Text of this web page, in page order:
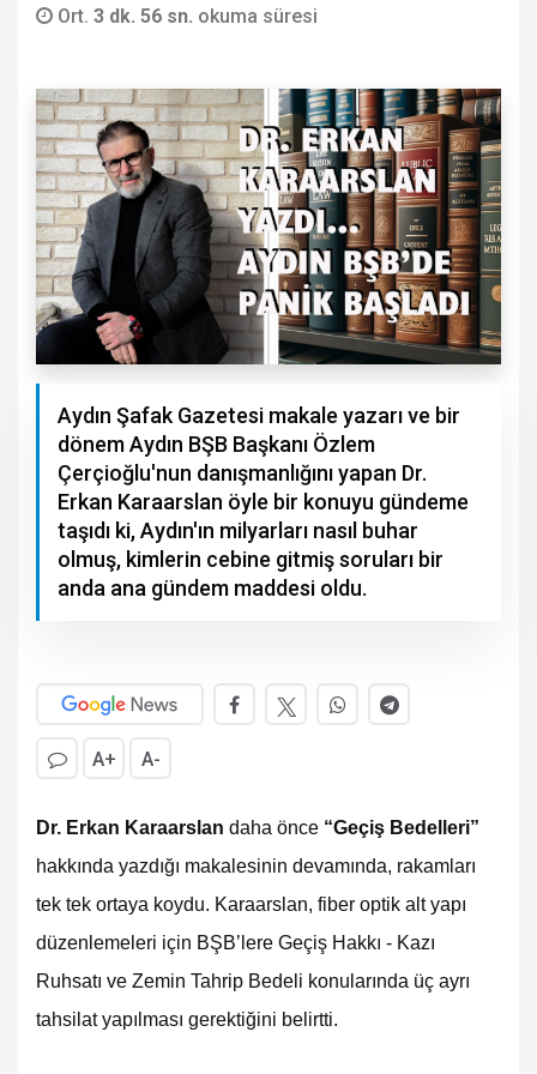
Ort. 3 dk. 56 sn. okuma süresi
Aydın Şafak Gazetesi makale yazarı ve bir
dönem Aydın BŞB Başkanı Özlem
Çerçioğlu'nun danışmanlığını yapan Dr.
Erkan Karaarslan öyle bir konuyu gündeme
taşıdı ki, Aydın'ın milyarları nasıl buhar
olmuş, kimlerin cebine gitmiş soruları bir
anda ana gündem maddesi oldu.
A+ A-
Dr. Erkan Karaarslan daha önce “Geçiş Bedelleri”
hakkında yazdığı makalesinin devamında, rakamları
tek tek ortaya koydu. Karaarslan, fiber optik alt yapı
düzenlemeleri için BŞB’lere Geçiş Hakkı - Kazı
Ruhsatı ve Zemin Tahrip Bedeli konularında üç ayrı
tahsilat yapılması gerektiğini belirtti.